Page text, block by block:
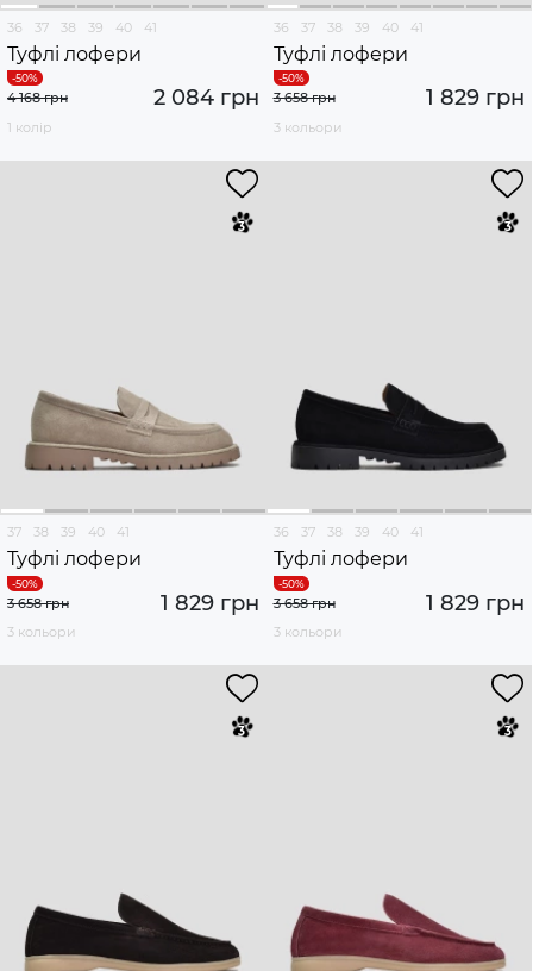
36 37 38 39 40 41
Туфлі лофери
2 084 грн
4 168 грн
1 колір
36 37 38 39 40 41
Туфлі лофери
1 829 грн
3 658 грн
3 кольори
37 38 39 40 41
Туфлі лофери
1 829 грн
3 658 грн
3 кольори
36 37 38 39 40 41
Туфлі лофери
1 829 грн
3 658 грн
3 кольори